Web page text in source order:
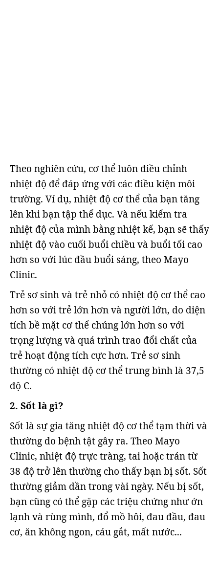
Theo nghiên cứu, cơ thể luôn điều chỉnh
nhiệt độ để đáp ứng với các điều kiện môi
trường. Ví dụ, nhiệt độ cơ thể của bạn tăng
lên khi bạn tập thể dục. Và nếu kiểm tra
nhiệt độ của mình bằng nhiệt kế, bạn sẽ thấy
nhiệt độ vào cuối buổi chiều và buổi tối cao
hơn so với lúc đầu buổi sáng, theo Mayo
Clinic.
Trẻ sơ sinh và trẻ nhỏ có nhiệt độ cơ thể cao
hơn so với trẻ lớn hơn và người lớn, do diện
tích bề mặt cơ thể chúng lớn hơn so với
trọng lượng và quá trình trao đổi chất của
trẻ hoạt động tích cực hơn. Trẻ sơ sinh
thường có nhiệt độ cơ thể trung bình là 37,5
độ C.
2. Sốt là gì?
Sốt là sự gia tăng nhiệt độ cơ thể tạm thời và
thường do bệnh tật gây ra. Theo Mayo
Clinic, nhiệt độ trực tràng, tai hoặc trán từ
38 độ trở lên thường cho thấy bạn bị sốt. Sốt
thường giảm dần trong vài ngày. Nếu bị sốt,
bạn cũng có thể gặp các triệu chứng như ớn
lạnh và rùng mình, đổ mồ hôi, đau đầu, đau
cơ, ăn không ngon, cáu gắt, mất nước...